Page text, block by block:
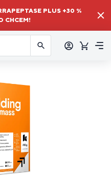
PLUS +30 %
CHCEM!
sa
Košík